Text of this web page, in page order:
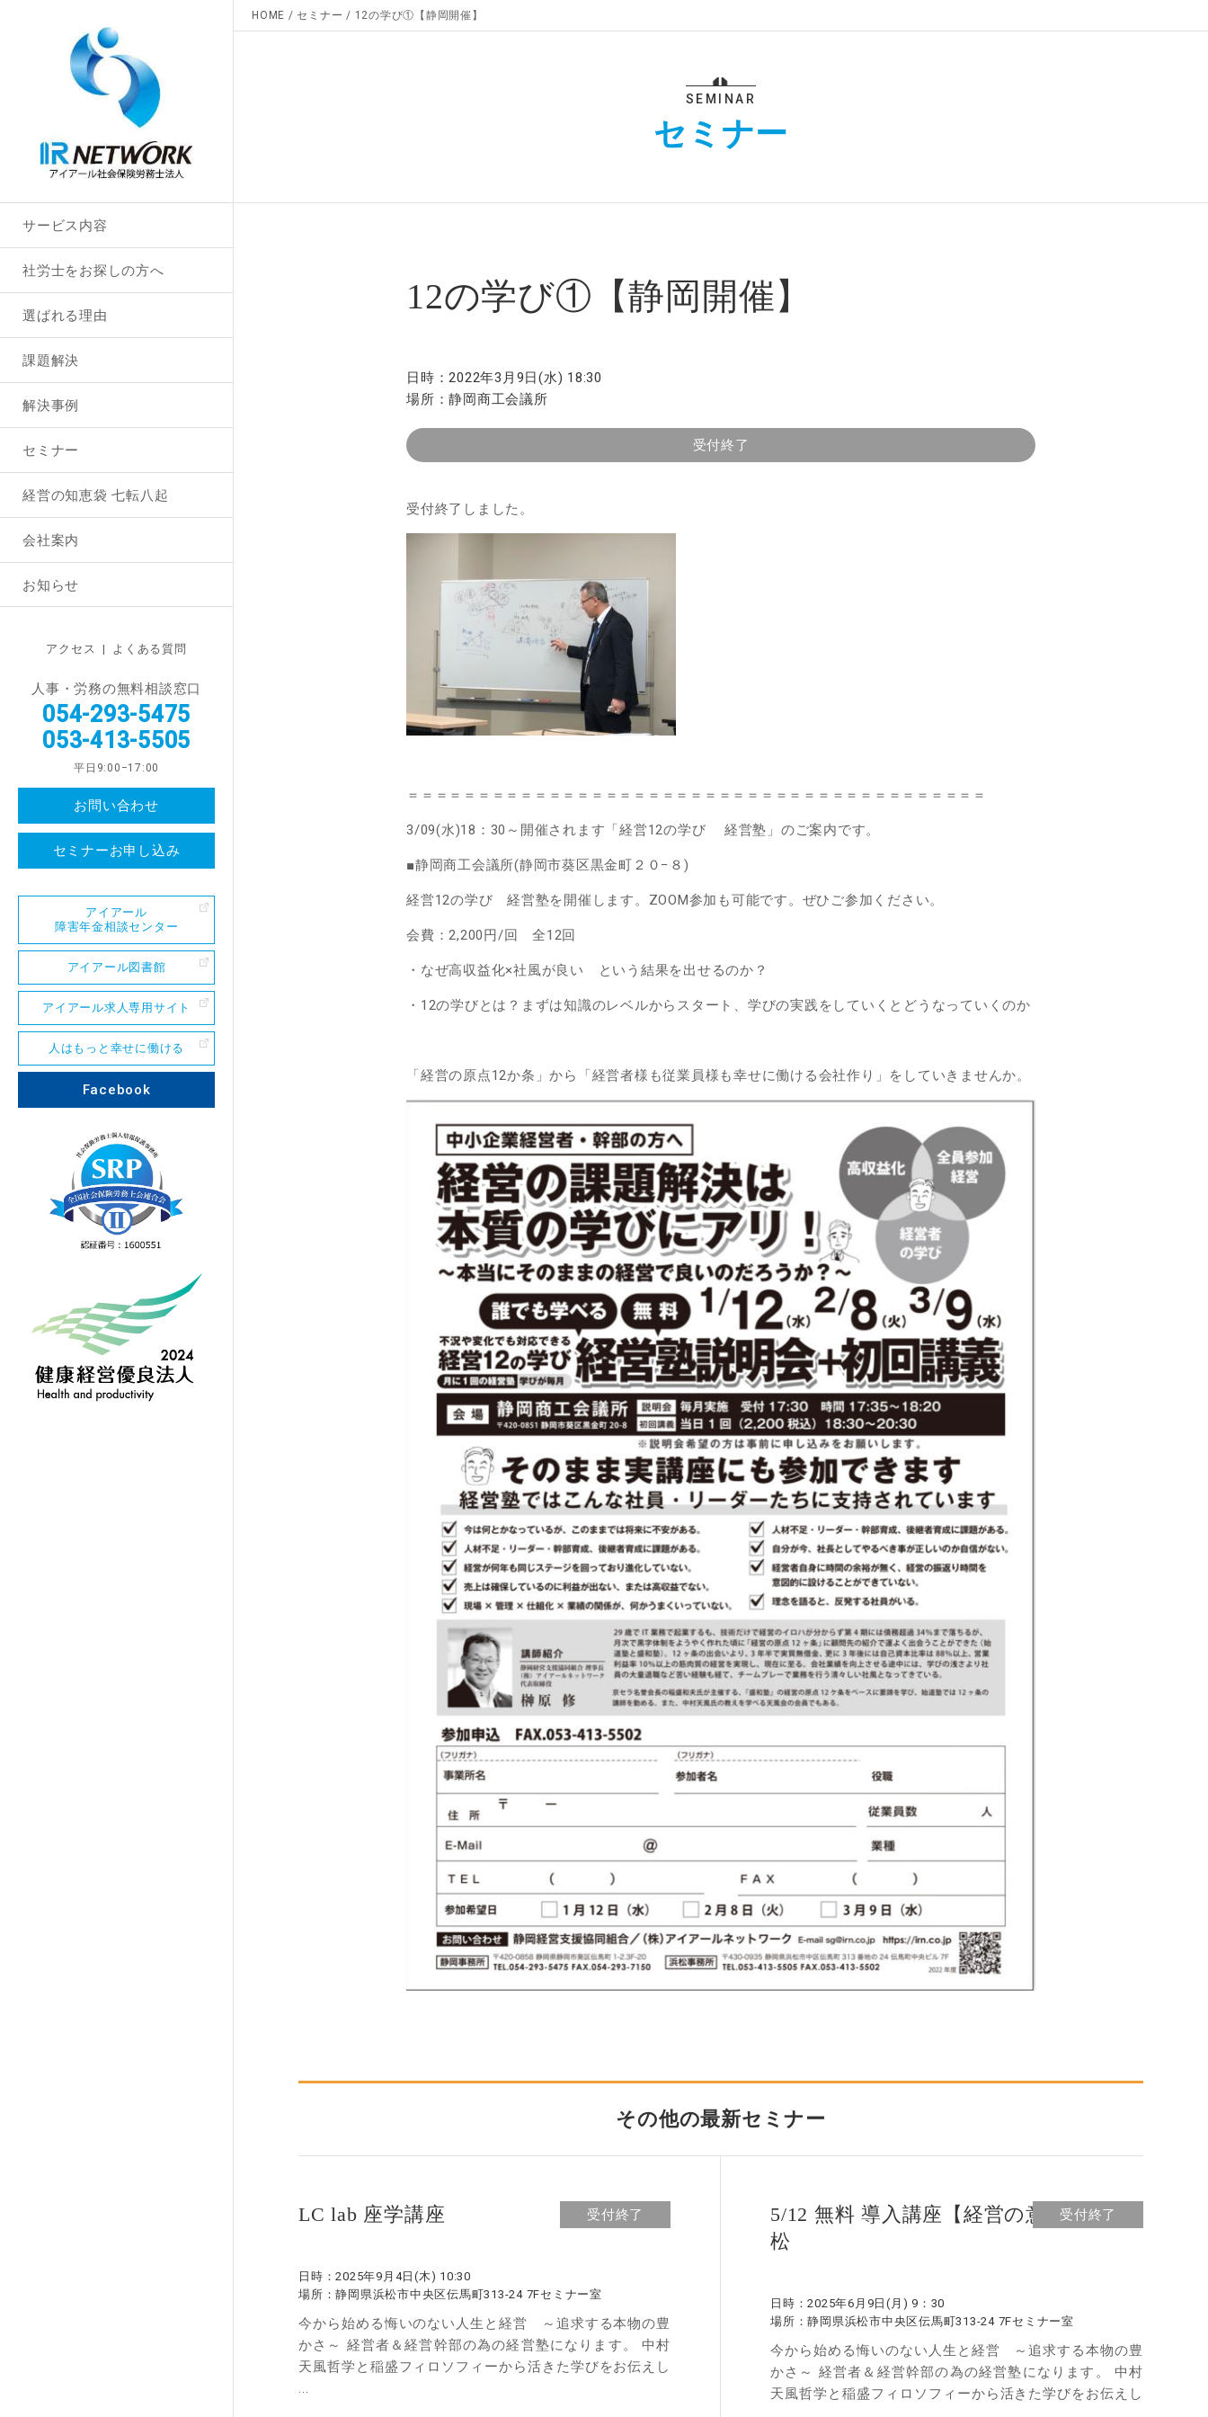
サービス内容
社労士をお探しの方へ
選ばれる理由
課題解決
解決事例
セミナー
経営の知恵袋 七転八起
会社案内
お知らせ
アクセス | よくある質問
人事・労務の無料相談窓口
054-293-5475
053-413-5505
平日9:00−17:00
お問い合わせ
セミナーお申し込み
アイアール
障害年金相談センター
アイアール図書館
アイアール求人専用サイト
人はもっと幸せに働ける
Facebook
HOME / セミナー / 12の学び①【静岡開催】
SEMINAR
セミナー
12の学び①【静岡開催】
日時：2022年3月9日(水) 18:30
場所：静岡商工会議所
受付終了
受付終了しました。
＝＝＝＝＝＝＝＝＝＝＝＝＝＝＝＝＝＝＝＝＝＝＝＝＝＝＝＝＝＝＝＝＝＝＝＝＝＝＝＝＝
3/09(水)18：30～開催されます「経営12の学び 経営塾」のご案内です。
■静岡商工会議所(静岡市葵区黒金町２０−８)
経営12の学び 経営塾を開催します。ZOOM参加も可能です。ぜひご参加ください。
会費：2,200円/回 全12回
・なぜ高収益化×社風が良い という結果を出せるのか？
・12の学びとは？まずは知識のレベルからスタート、学びの実践をしていくとどうなっていくのか
「経営の原点12か条」から「経営者様も従業員様も幸せに働ける会社作り」をしていきませんか。
その他の最新セミナー
受付終了
LC lab 座学講座
日時：2025年9月4日(木) 10:30
場所：静岡県浜松市中央区伝馬町313-24 7Fセミナー室
今から始める悔いのない人生と経営 ～追求する本物の豊
かさ～ 経営者＆経営幹部の為の経営塾になります。 中村
天風哲学と稲盛フィロソフィーから活きた学びをお伝えし
...
受付終了
5/12 無料 導入講座【経営の意義】in 浜
松
日時：2025年6月9日(月) 9：30
場所：静岡県浜松市中央区伝馬町313-24 7Fセミナー室
今から始める悔いのない人生と経営 ～追求する本物の豊
かさ～ 経営者＆経営幹部の為の経営塾になります。 中村
天風哲学と稲盛フィロソフィーから活きた学びをお伝えし